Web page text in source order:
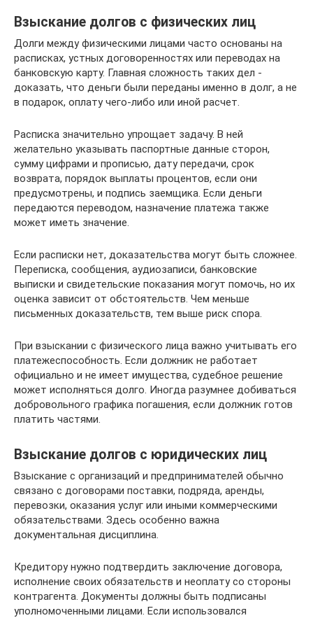
Взыскание долгов с физических лиц
Долги между физическими лицами часто основаны на
расписках, устных договоренностях или переводах на
банковскую карту. Главная сложность таких дел -
доказать, что деньги были переданы именно в долг, а не
в подарок, оплату чего-либо или иной расчет.
Расписка значительно упрощает задачу. В ней
желательно указывать паспортные данные сторон,
сумму цифрами и прописью, дату передачи, срок
возврата, порядок выплаты процентов, если они
предусмотрены, и подпись заемщика. Если деньги
передаются переводом, назначение платежа также
может иметь значение.
Если расписки нет, доказательства могут быть сложнее.
Переписка, сообщения, аудиозаписи, банковские
выписки и свидетельские показания могут помочь, но их
оценка зависит от обстоятельств. Чем меньше
письменных доказательств, тем выше риск спора.
При взыскании с физического лица важно учитывать его
платежеспособность. Если должник не работает
официально и не имеет имущества, судебное решение
может исполняться долго. Иногда разумнее добиваться
добровольного графика погашения, если должник готов
платить частями.
Взыскание долгов с юридических лиц
Взыскание с организаций и предпринимателей обычно
связано с договорами поставки, подряда, аренды,
перевозки, оказания услуг или иными коммерческими
обязательствами. Здесь особенно важна
документальная дисциплина.
Кредитору нужно подтвердить заключение договора,
исполнение своих обязательств и неоплату со стороны
контрагента. Документы должны быть подписаны
уполномоченными лицами. Если использовался